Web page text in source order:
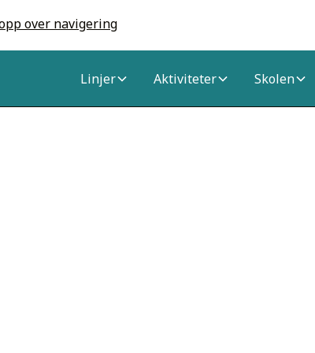
over navigering
Linjer Aktiviteter Skolen